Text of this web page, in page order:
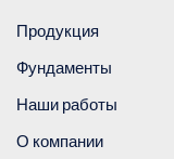
Продукция
Фундаменты
Наши работы
О компании